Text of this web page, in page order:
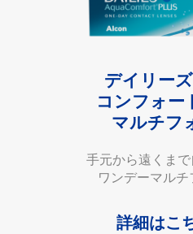
デイリーズ
コンフォ
マルチフ
手元から遠くま
ワンデーマルチ
詳細はこ